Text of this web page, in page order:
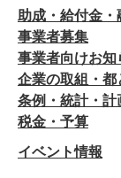
助成・給付金・
事業者募集
事業者向けお知
企業の取組・都
条例・統計・計
税金・予算
イベント情報